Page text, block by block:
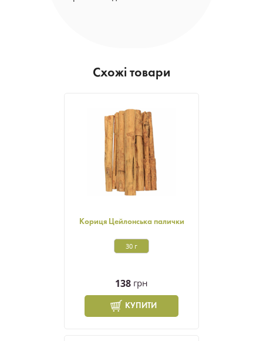
Схожі товари
Кориця Цейлонська палички
30 г
138 грн
КУПИТИ